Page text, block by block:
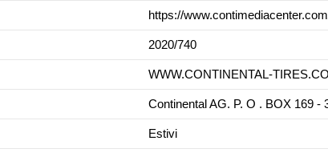
https://
2020/740
WWW.CONTINENTAL-
Continental AG. P. O . BOX 169
Estivi